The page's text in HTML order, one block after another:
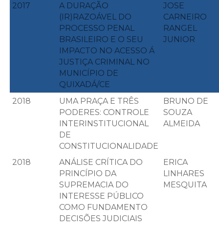
2017
A DURAÇÃO
(IR)RAZOÁVEL DO
PROCESSO PENAL
BRASILEIRO E O SEU
IMPACTO NO ACESSO Á
JUSTIÇA CRIMINAL NO
MUNICÍPIO DE
QUIXADÁ/CE
JOSE
CARNEIRO
RANGEL
JUNIOR
2018
UMA PRAÇA E TRÊS
PODERES: CONTROLE
INTERINSTITUCIONAL
DE
CONSTITUCIONALIDADE
BRUNO DE
SOUZA
ALMEIDA
2018
ANÁLISE CRÍTICA DO
PRINCÍPIO DA
SUPREMACIA DO
INTERESSE PÚBLICO
COMO FUNDAMENTO
DECISÕES JUDICIAIS
ERICA
LINHARES
MESQUITA